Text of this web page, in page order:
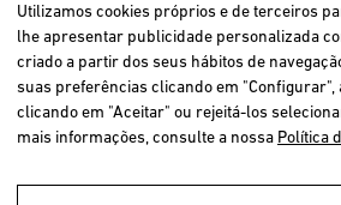
BELGIË / BELGIQUE
DEUTSCHLAND
ESPAÑA
Utilizamos cookies próprios e de terceiros
lhe apresentar publicidade personalizada
criado a partir dos seus hábitos de
suas preferências clicando em "Configurar",
clicando em "Aceitar" ou rejeitá-los
mais informações, consulte a nossa Política